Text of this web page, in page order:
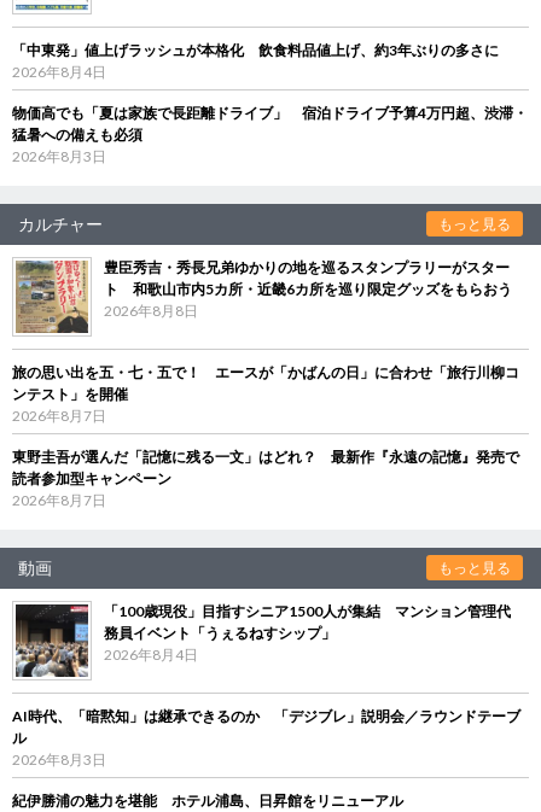
「中東発」値上げラッシュが本格化 飲食料品値上げ、約3年ぶりの多さに
2026年8月4日
物価高でも「夏は家族で長距離ドライブ」 宿泊ドライブ予算4万円超、渋滞・
猛暑への備えも必須
2026年8月3日
カルチャー もっと見る
豊臣秀吉・秀長兄弟ゆかりの地を巡るスタンプラリーがスター
ト 和歌山市内5カ所・近畿6カ所を巡り限定グッズをもらおう
2026年8月8日
旅の思い出を五・七・五で！ エースが「かばんの日」に合わせ「旅行川柳コ
ンテスト」を開催
2026年8月7日
東野圭吾が選んだ「記憶に残る一文」はどれ？ 最新作『永遠の記憶』発売で
読者参加型キャンペーン
2026年8月7日
動画 もっと見る
「100歳現役」目指すシニア1500人が集結 マンション管理代
務員イベント「うぇるねすシップ」
2026年8月4日
AI時代、「暗黙知」は継承できるのか 「デジブレ」説明会／ラウンドテーブ
ル
2026年8月3日
紀伊勝浦の魅力を堪能 ホテル浦島、日昇館をリニューアル